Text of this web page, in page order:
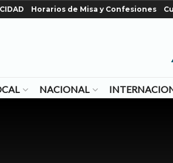
Horarios de Misa y Confesiones
NACIONAL